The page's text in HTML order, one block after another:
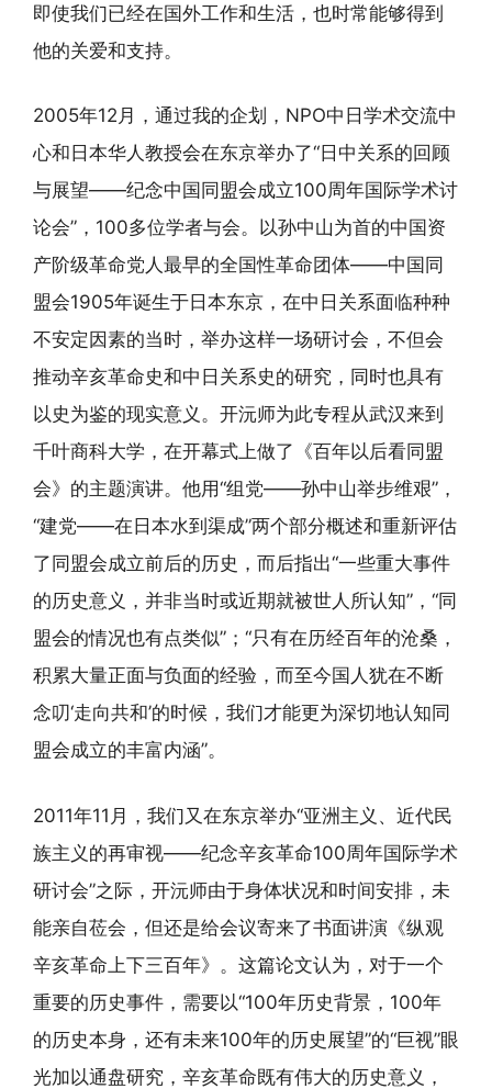
即使我们已经在国外工作和生活，也时常能够得到
他的关爱和支持。
2005年12月，通过我的企划，NPO中日学术交流中
心和日本华人教授会在东京举办了“日中关系的回顾
与展望——纪念中国同盟会成立100周年国际学术讨
论会”，100多位学者与会。以孙中山为首的中国资
产阶级革命党人最早的全国性革命团体——中国同
盟会1905年诞生于日本东京，在中日关系面临种种
不安定因素的当时，举办这样一场研讨会，不但会
推动辛亥革命史和中日关系史的研究，同时也具有
以史为鉴的现实意义。开沅师为此专程从武汉来到
千叶商科大学，在开幕式上做了《百年以后看同盟
会》的主题演讲。他用“组党——孙中山举步维艰”，
“建党——在日本水到渠成”两个部分概述和重新评估
了同盟会成立前后的历史，而后指出“一些重大事件
的历史意义，并非当时或近期就被世人所认知”，“同
盟会的情况也有点类似”；“只有在历经百年的沧桑，
积累大量正面与负面的经验，而至今国人犹在不断
念叨‘走向共和’的时候，我们才能更为深切地认知同
盟会成立的丰富内涵”。
2011年11月，我们又在东京举办“亚洲主义、近代民
族主义的再审视——纪念辛亥革命100周年国际学术
研讨会”之际，开沅师由于身体状况和时间安排，未
能亲自莅会，但还是给会议寄来了书面讲演《纵观
辛亥革命上下三百年》。这篇论文认为，对于一个
重要的历史事件，需要以“100年历史背景，100年
的历史本身，还有未来100年的历史展望”的“巨视”眼
光加以通盘研究，辛亥革命既有伟大的历史意义，